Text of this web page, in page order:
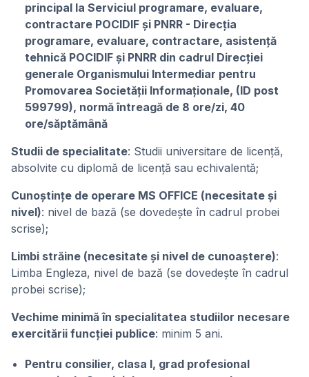
principal la Serviciul programare, evaluare,
contractare POCIDIF și PNRR - Direcția
programare, evaluare, contractare, asistență
tehnică POCIDIF și PNRR din cadrul Direcției
generale Organismului Intermediar pentru
Promovarea Societății Informaționale, (ID post
599799), normă întreagă de 8 ore/zi, 40
ore/săptămână
Studii de specialitate: Studii universitare de licență,
absolvite cu diplomă de licență sau echivalentă;
Cunoștințe de operare MS OFFICE (necesitate și
nivel): nivel de bază (se dovedește în cadrul probei
scrise);
Limbi străine (necesitate și nivel de cunoaștere):
Limba Engleza, nivel de bază (se dovedeşte în cadrul
probei scrise);
Vechime minimă în specialitatea studiilor necesare
exercitării funcției publice: minim 5 ani.
Pentru consilier, clasa I, grad profesional